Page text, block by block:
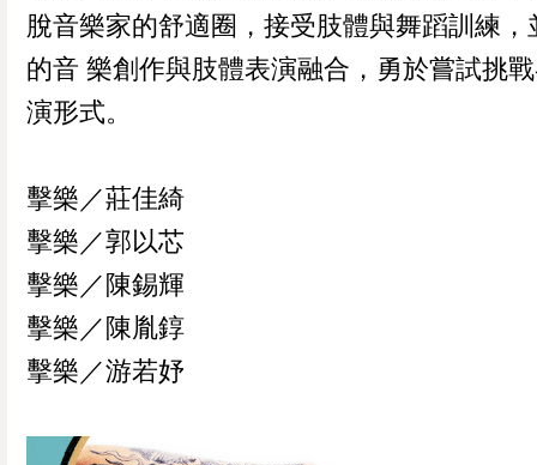
脫音樂家的舒適圈，接受肢體與舞蹈訓練，
的音 樂創作與肢體表演融合，勇於嘗試挑
演形式。
擊樂／莊佳綺
擊樂／郭以芯
擊樂／陳錫輝
擊樂／陳胤錞
擊樂／游若妤